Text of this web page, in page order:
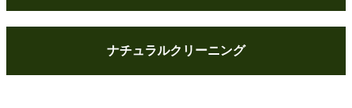
ナチュラルクリーニング